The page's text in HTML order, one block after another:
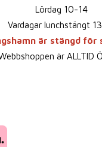
Lördag 10-14
Vardagar lunchstängt
är stängd för
är ALLTID